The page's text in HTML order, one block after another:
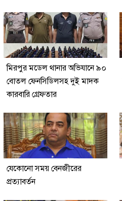
মিরপুর মডেল থানার অভিযানে ৯০
বোতল ফেনসিডিলসহ দুই মাদক
কারবারি গ্রেফতার
যেকোনো সময় বেনজীরের
প্রত্যাবর্তন